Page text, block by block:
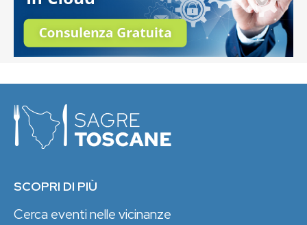
SCOPRI DI PIÙ
Cerca eventi nelle vicinanze